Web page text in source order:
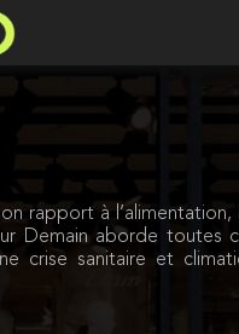
rapport à
Demain aborde toutes
crise sanitaire et